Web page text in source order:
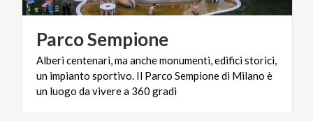
ParcoSempione
Alberi centenari, ma anche monumenti, edifici storici,
un impianto sportivo. Il Parco Sempione di Milano è
un luogo da vivere a 360 gradi